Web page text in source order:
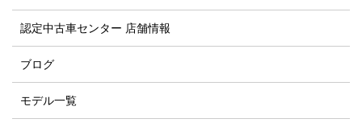
認定中古車センター 店舗情報
ブログ
モデル一覧